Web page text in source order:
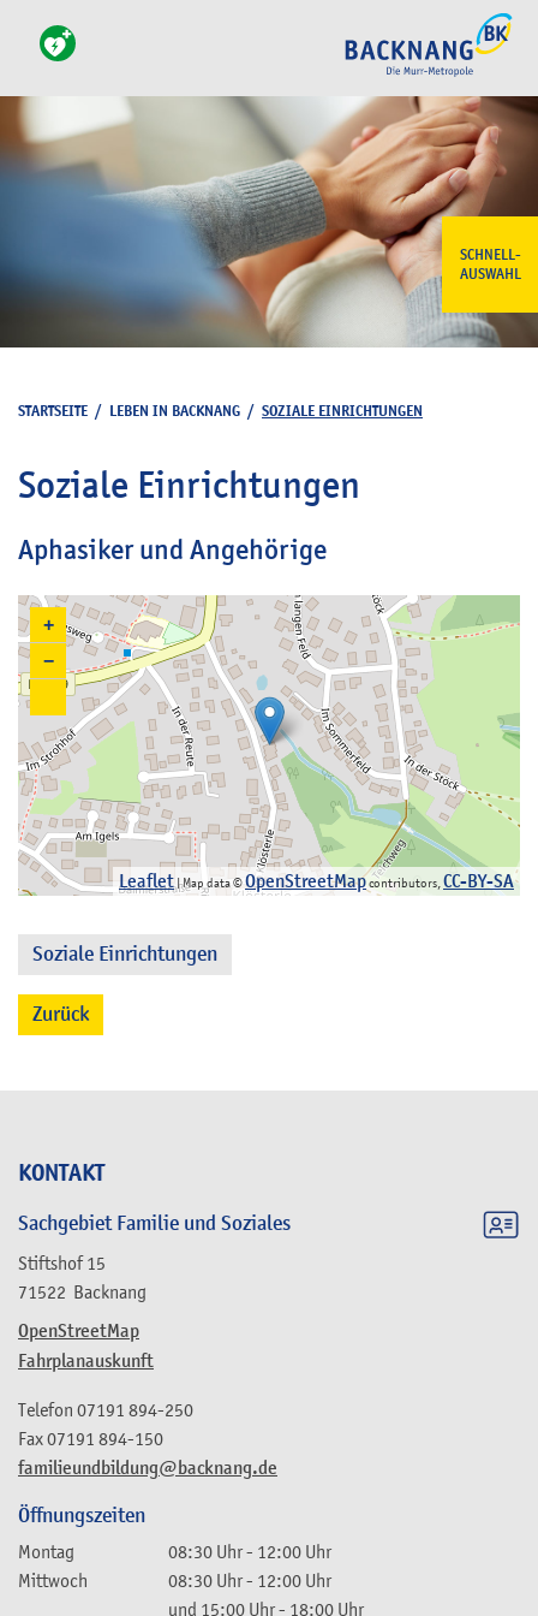
SCHNELL-
AUSWAHL
KONTAKT
Sachgebiet Familie und Soziales
Stiftshof 15
71522 Backnang
OpenStreetMap
Fahrplanauskunft
familieundbildung@backnang.de
Telefon 07191 894-250
Fax07191 894-150
Öffnungszeiten
Montag 08:30 Uhr- 12:00 Uhr
Mittwoch
08:30 Uhr- 12:00 Uhr
und 15:00 Uhr- 18:00 Uhr
STARTSEITE / LEBEN IN BACKNANG / SOZIALE EINRICHTUNGEN
Soziale Einrichtungen
Aphasiker und Angehörige
+
−
Leaflet | Map data ©OpenStreetMapcontributors, CC-BY-SA
Soziale Einrichtungen
Zurück